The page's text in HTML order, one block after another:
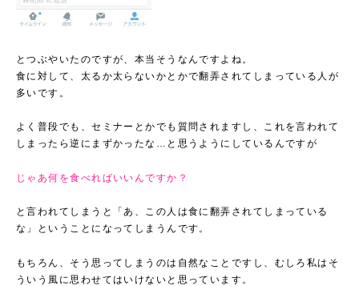
とつぶやいたのですが、本当そうなんですよね。
食に対して、太るか太らないかとかで翻弄されてしまっている人が
多いです。
よく普段でも、セミナーとかでも質問されますし、これを言われて
しまったら逆にまずかったな…と思うようにしているんですが
じゃあ何を食べればいいんですか？
と言われてしまうと「あ、この人は食に翻弄されてしまっている
な」ということになってしまうんです。
もちろん、そう思ってしまうのは自然なことですし、むしろ私はそ
ういう風に思わせてはいけないと思っています。